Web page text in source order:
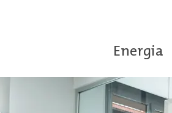
Energia